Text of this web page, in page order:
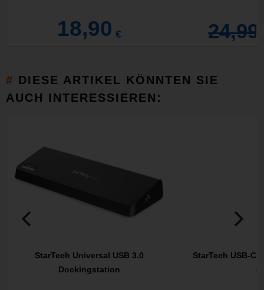
18,90 € 24,99
DIESE ARTIKEL KÖNNTEN SIE
AUCH INTERESSIEREN:
StarTech Universal USB 3.0
Dockingstation
StarTech USB-C